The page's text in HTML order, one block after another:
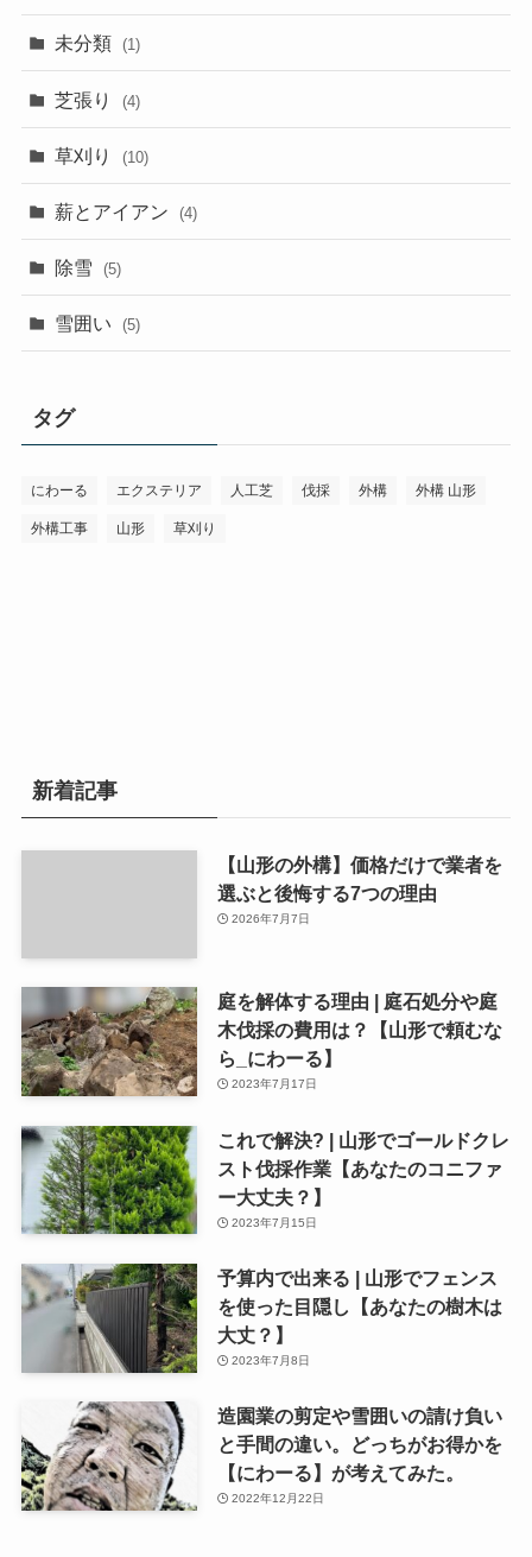
未分類 (1)
芝張り (4)
草刈り (10)
薪とアイアン (4)
除雪 (5)
雪囲い (5)
タグ
にわーる エクステリア 人工芝 伐採 外構 外構 山形
外構工事 山形 草刈り
新着記事
【山形の外構】価格だけで業者を
選ぶと後悔する7つの理由
2026年7月7日
庭を解体する理由 | 庭石処分や庭
木伐採の費用は？【山形で頼むな
ら_にわーる】
2023年7月17日
これで解決? | 山形でゴールドクレ
スト伐採作業【あなたのコニファ
ー大丈夫？】
2023年7月15日
予算内で出来る | 山形でフェンス
を使った目隠し【あなたの樹木は
大丈？】
2023年7月8日
造園業の剪定や雪囲いの請け負い
と手間の違い。どっちがお得かを
【にわーる】が考えてみた。
2022年12月22日